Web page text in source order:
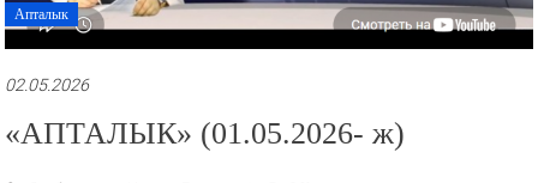
Апталык
02.05.2026
«АПТАЛЫК» (01.05.2026- ж)